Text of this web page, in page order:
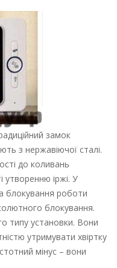
замок
з нержавіючої сталі.
до коливань
утворенню іржі. У
блокування роботи
блокування.
типу установки. Вони
утримувати хвіртку
мінус – вони